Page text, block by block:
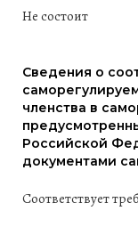
Не состоит
Сведения о
членства в
Российской
документами
Соответствует